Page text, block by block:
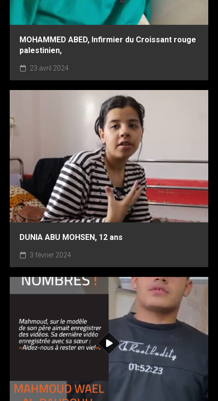
MOHAMMED ABED, Infirmier du Croissant rouge
palestinien,
23 avril 2024
DUNIA ABU MOHSEN, 12 ans
3 février 2024